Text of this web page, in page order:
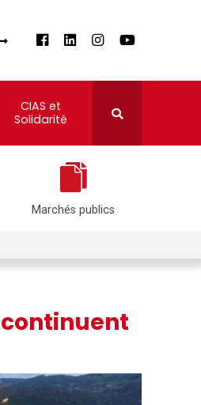
CIAS et
Solidarité
Marchés publics